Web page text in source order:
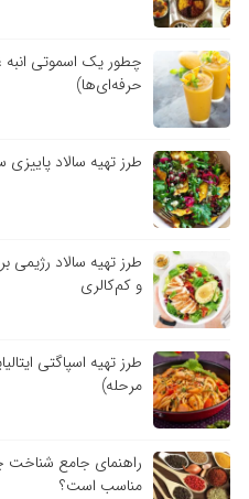
چطور یک اسموتی
حرفه‌ای‌ها)
طرز تهیه سالاد
طرز تهیه سالاد
و کم‌کالری
مرحله)
راهنمای جامع شناخت
مناسب است؟